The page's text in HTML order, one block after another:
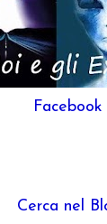
Facebook
Cerca nel